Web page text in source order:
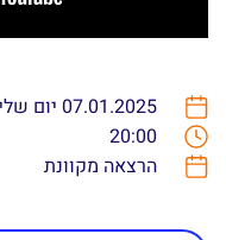
07.01.2025 יום שלישי
20:00
הרצאה מקוונת